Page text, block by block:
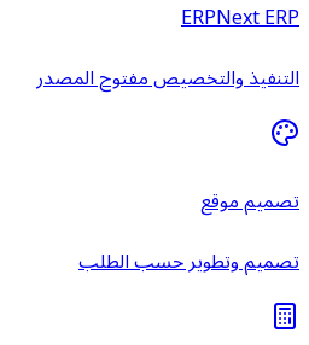
ERPNext ERP
التنفيذ والتخصيص مفتوح المصدر
تصميم موقع
تصميم وتطوير حسب الطلب